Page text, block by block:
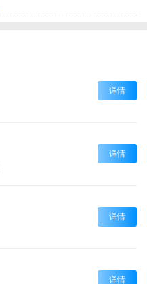
详情
详情
详情
详情